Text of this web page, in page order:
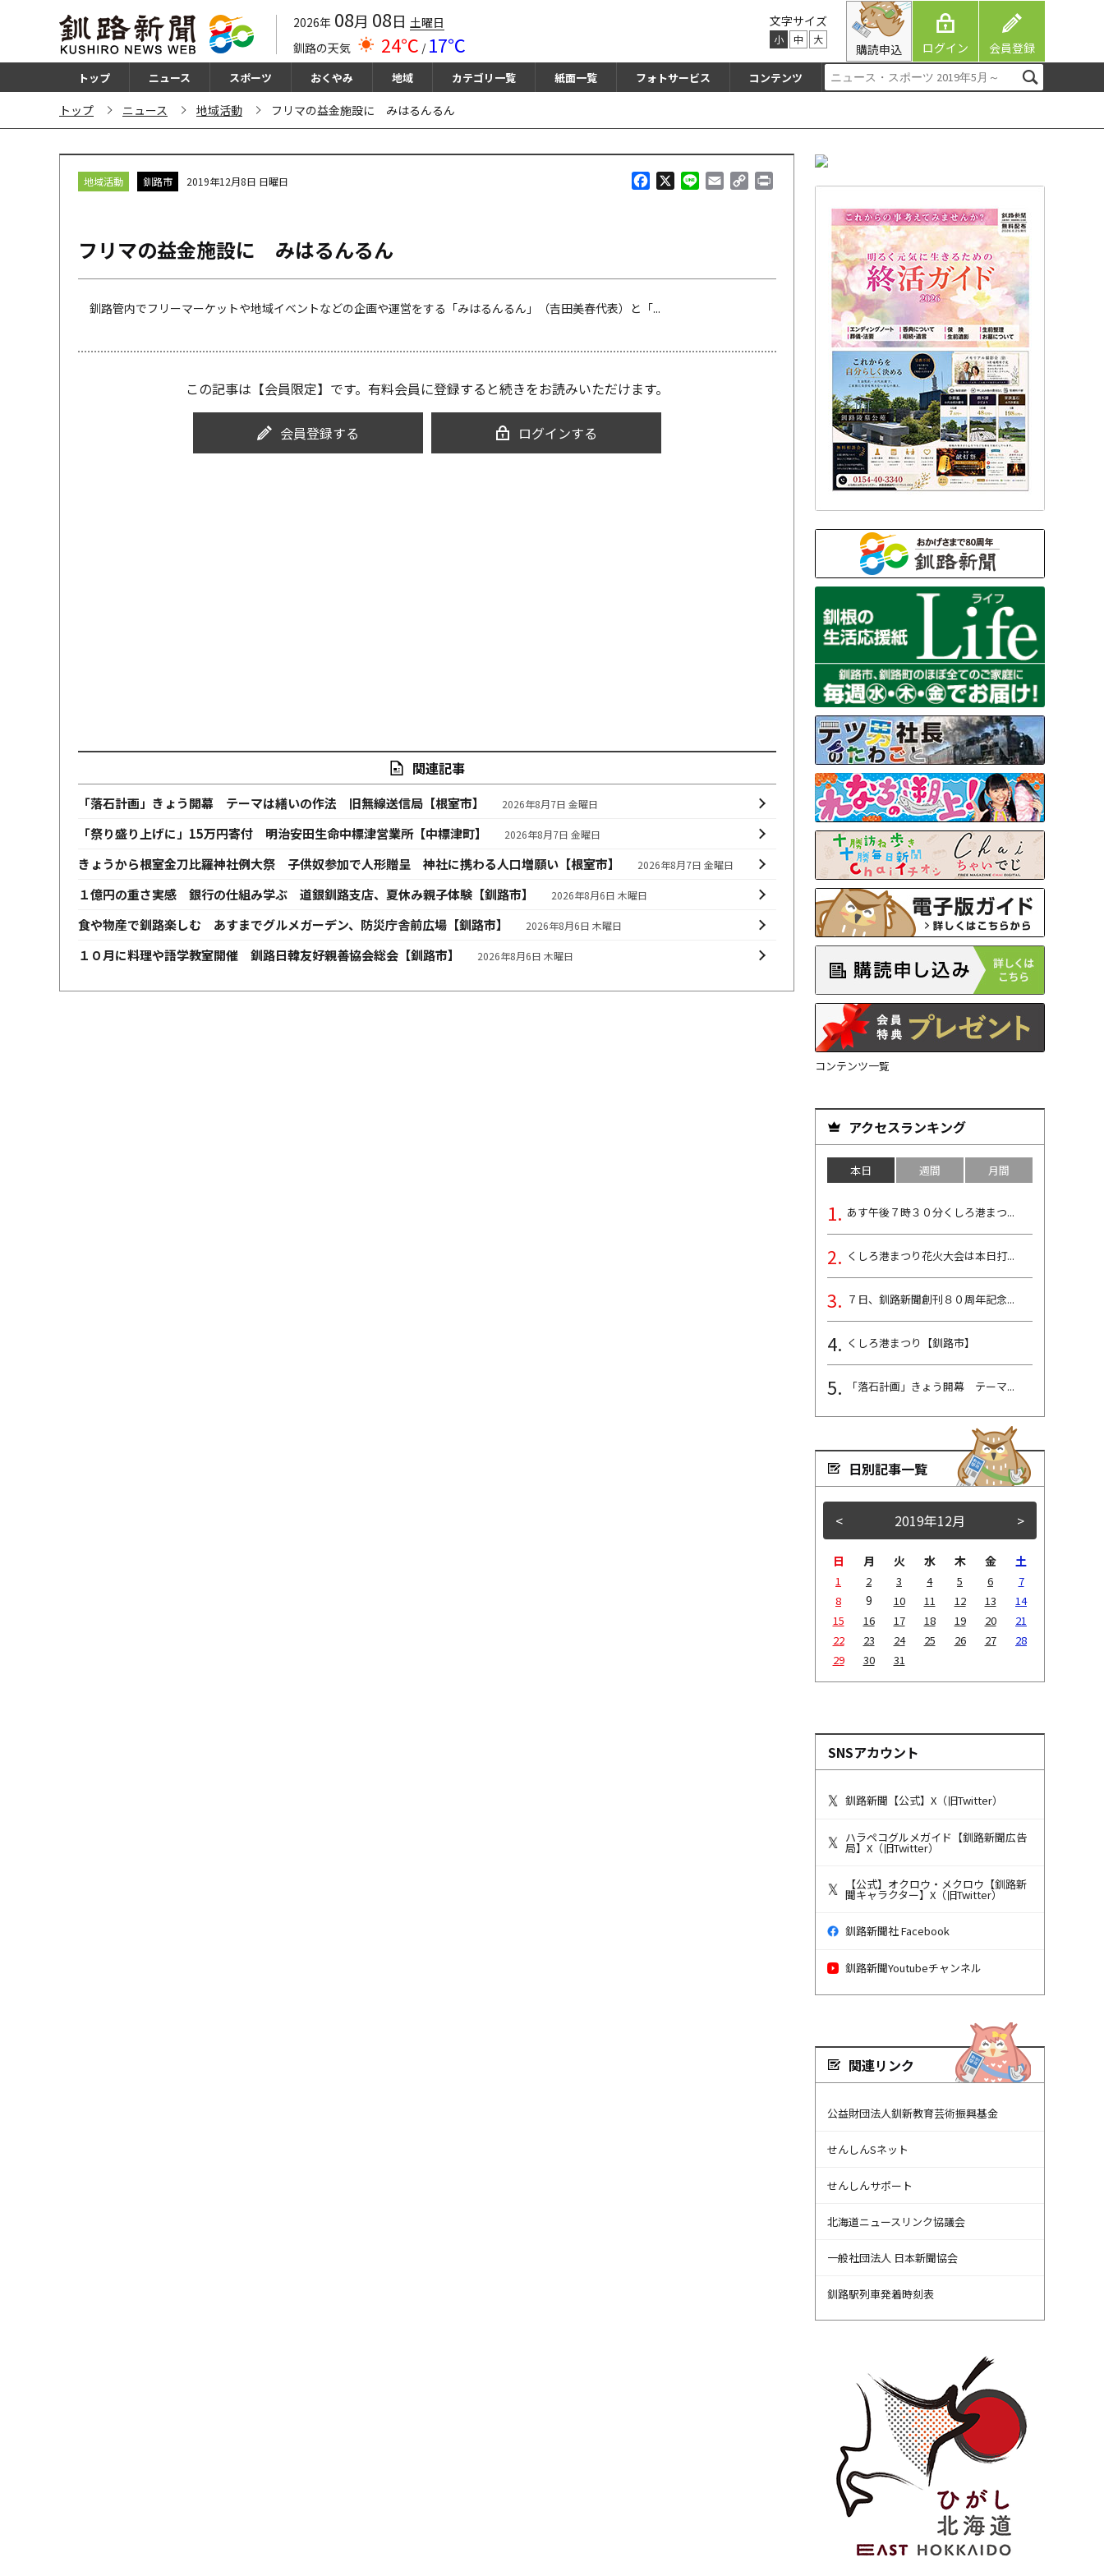
2026年 08月 08日 土曜日
釧路の天気
24℃ / 17℃
文字サイズ
小 中 大
購読申込 ログイン 会員登録
トップ ニュース スポーツ おくやみ 地域 カテゴリ一覧 紙面一覧 フォトサービス コンテンツ
トップ ニュース 地域活動 フリマの益金施設に みはるんるん
k
地域活動 釧路市 2019年12月8日 日曜日
フリマの益金施設に みはるんるん
釧路管内でフリーマーケットや地域イベントなどの企画や運営をする「みはるんるん」（吉田美春代表）と「...
この記事は【会員限定】です。有料会員に登録すると続きをお読みいただけます。
会員登録する ログインする
関連記事
「落石計画」きょう開幕 テーマは繕いの作法 旧無線送信局【根室市】 2026年8月7日 金曜日
「祭り盛り上げに」15万円寄付 明治安田生命中標津営業所【中標津町】 2026年8月7日 金曜日
きょうから根室金刀比羅神社例大祭 子供奴参加で人形贈呈 神社に携わる人口増願い【根室市】 2026年8月7日 金曜日
１億円の重さ実感 銀行の仕組み学ぶ 道銀釧路支店、夏休み親子体験【釧路市】 2026年8月6日 木曜日
食や物産で釧路楽しむ あすまでグルメガーデン、防災庁舎前広場【釧路市】 2026年8月6日 木曜日
１０月に料理や語学教室開催 釧路日韓友好親善協会総会【釧路市】 2026年8月6日 木曜日
コンテンツ一覧
アクセスランキング
本日 週間 月間
あす午後７時３０分くしろ港まつ...
くしろ港まつり花火大会は本日打...
７日、釧路新聞創刊８０周年記念...
くしろ港まつり【釧路市】
「落石計画」きょう開幕 テーマ...
日別記事一覧
< >
2019年12月
日 月 火 水 木 金 土
1 2 3 4 5 6
7
8
9 10 11 12 13
14
15
16 17 18 19 20
21
22
23 24 25 26 27
28
29
30 31
SNSアカウント
釧路新聞【公式】X（旧Twitter）
ハラペコグルメガイド【釧路新聞広告
局】X（旧Twitter）
【公式】オクロウ・メクロウ【釧路新
聞キャラクター】X（旧Twitter）
釧路新聞社 Facebook
釧路新聞Youtubeチャンネル
関連リンク
公益財団法人釧新教育芸術振興基金
せんしんSネット
せんしんサポート
北海道ニュースリンク協議会
一般社団法人 日本新聞協会
釧路駅列車発着時刻表